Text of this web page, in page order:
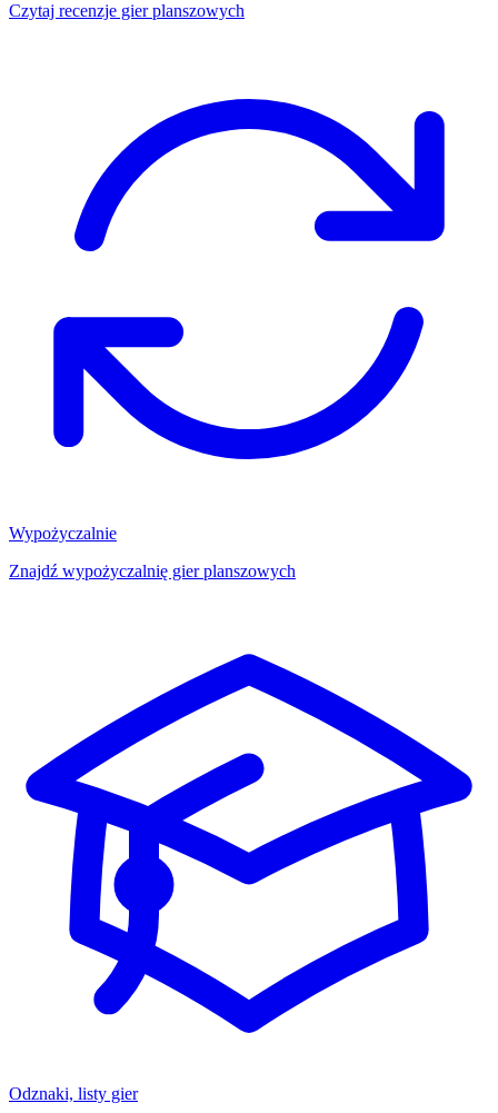
Czytaj recenzje gier planszowych
Wypożyczalnie
Znajdź wypożyczalnię gier planszowych
Odznaki, listy gier